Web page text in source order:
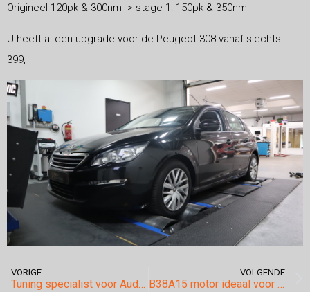
Origineel 120pk & 300nm -> stage 1: 150pk & 350nm
U heeft al een upgrade voor de Peugeot 308 vanaf slechts
399,-
VORIGE
Tuning specialist voor Audi gezocht?
VOLGENDE
B38A15 motor ideaal voor chiptuning.